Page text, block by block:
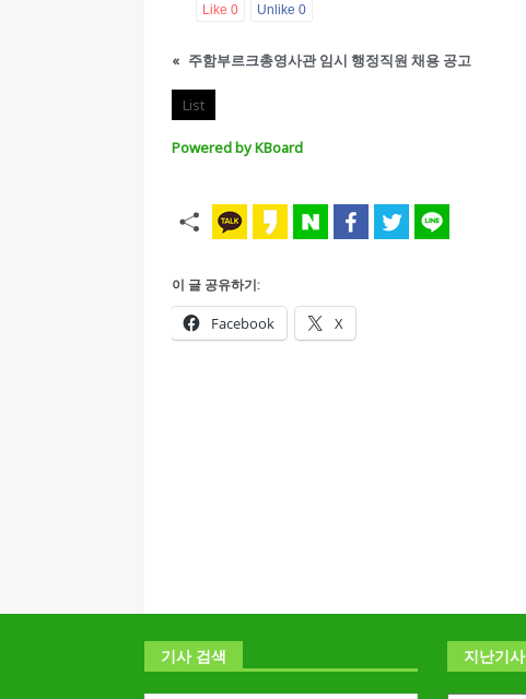
Like 0 Unlike 0
« 주함부르크총영사관 임시 행정직원 채용 공고
List
Powered by KBoard
이 글 공유하기:
Facebook X
기사 검색 지난기사